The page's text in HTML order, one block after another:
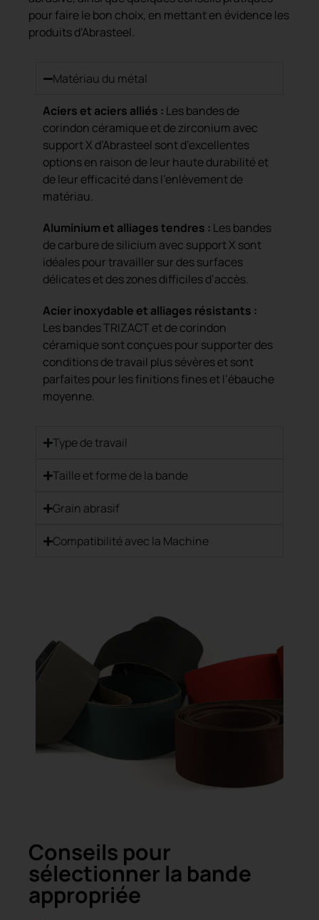
pour faire le bon choix, en mettant en évidence les
produits d’Abrasteel.
Matériau du métal
Aciers et aciers alliés : Les bandes de
corindon céramique et de zirconium avec
support X d’Abrasteel sont d’excellentes
options en raison de leur haute durabilité et
de leur efficacité dans l’enlèvement de
matériau.
Aluminium et alliages tendres : Les bandes
de carbure de silicium avec support X sont
idéales pour travailler sur des surfaces
délicates et des zones difficiles d’accès.
Acier inoxydable et alliages résistants :
Les bandes TRIZACT et de corindon
céramique sont conçues pour supporter des
conditions de travail plus sévères et sont
parfaites pour les finitions fines et l’ébauche
moyenne.
Type de travail
Taille et forme de la bande
Grain abrasif
Compatibilité avec la Machine
Conseils pour
sélectionner la bande
appropriée